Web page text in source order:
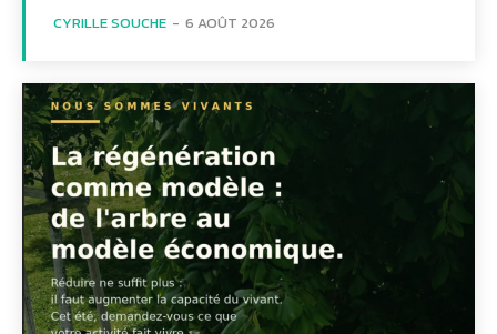
CYRILLE SOUCHE - 6 AOÛT 2026